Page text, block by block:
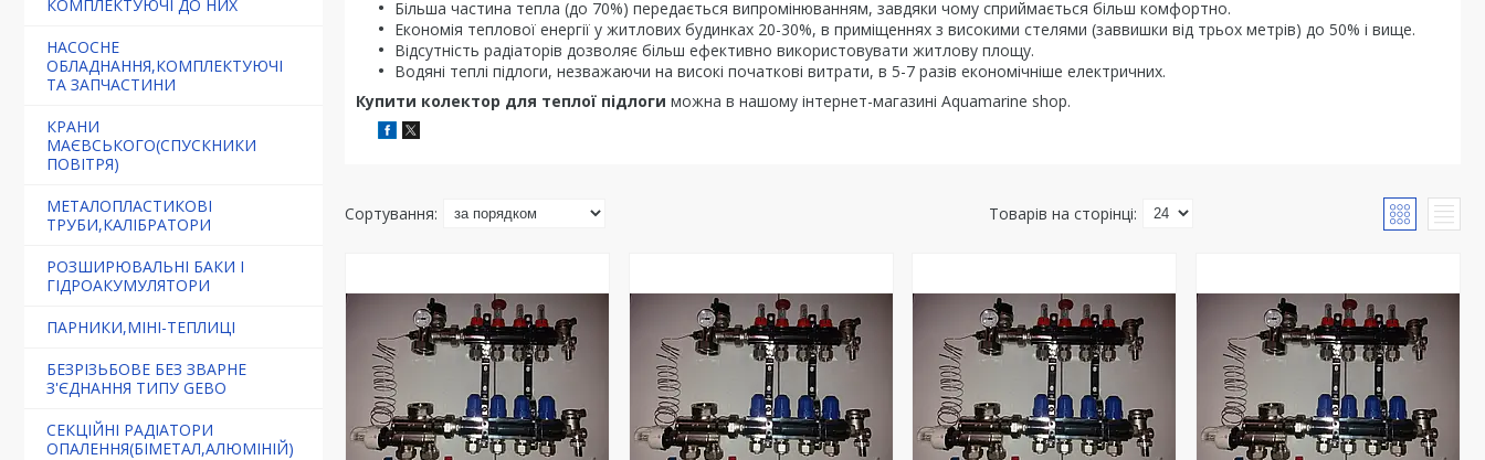
КОМПЛЕКТУЮЧІ ДО НИХ
НАСОСНЕ
ОБЛАДНАННЯ,КОМПЛЕКТУЮЧІ
ТА ЗАПЧАСТИНИ
КРАНИ
МАЄВСЬКОГО(СПУСКНИКИ
ПОВІТРЯ)
МЕТАЛОПЛАСТИКОВІ
ТРУБИ,КАЛІБРАТОРИ
РОЗШИРЮВАЛЬНІ БАКИ І
ГІДРОАКУМУЛЯТОРИ
ПАРНИКИ,МІНІ-ТЕПЛИЦІ
БЕЗРІЗЬБОВЕ БЕЗ ЗВАРНЕ
З'ЄДНАННЯ ТИПУ GEBO
СЕКЦІЙНІ РАДІАТОРИ
ОПАЛЕННЯ(БІМЕТАЛ,АЛЮМІНІЙ)
Більша частина тепла (до 70%) передається випромінюванням, завдяки чому сприймається більш комфортно.
Економія теплової енергії у житлових будинках 20-30%, в приміщеннях з високими стелями (заввишки від трьох метрів) до 50% і вище.
Відсутність радіаторів дозволяє більш ефективно використовувати житлову площу.
Водяні теплі підлоги, незважаючи на високі початкові витрати, в 5-7 разів економічніше електричних.
Купити колектор для теплої підлоги можна в нашому інтернет-магазині Aquamarine shop.